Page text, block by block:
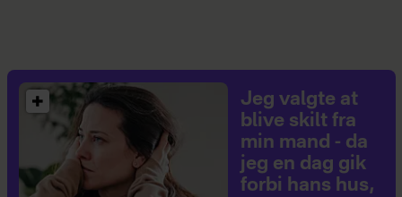
Jeg valgte at
blive skilt fra
min mand - da
jeg en dag gik
forbi hans hus,